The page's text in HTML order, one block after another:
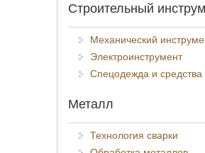
Строительный
Механический
Электроинструмент
Спецодежда и
Металл
Технология сварки